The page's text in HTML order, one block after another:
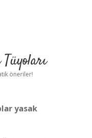
öneriler!
yasak